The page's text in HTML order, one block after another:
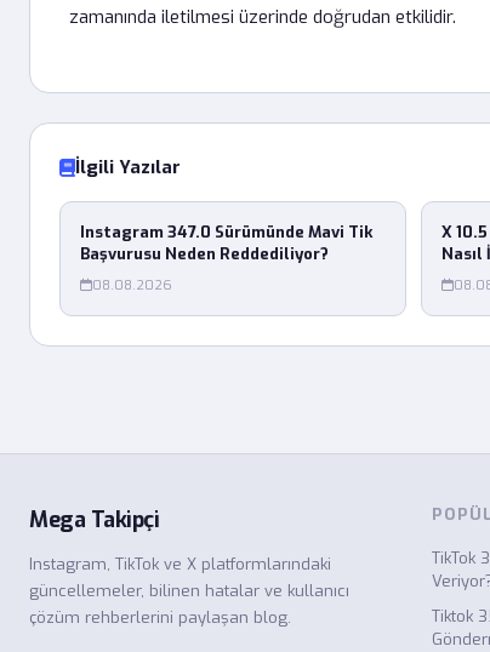
zamanında iletilmesi üzerinde doğrudan etkilidir.
İlgili Yazılar
Instagram 347.0 Sürümünde Mavi Tik
Başvurusu Neden Reddediliyor?
08.08.2026
X
Mega Takipçi
Instagram, TikTok ve X platformlarındaki
güncellemeler, bilinen hatalar ve kullanıcı
çözüm rehberlerini paylaşan blog.
TikTok
Tiktok